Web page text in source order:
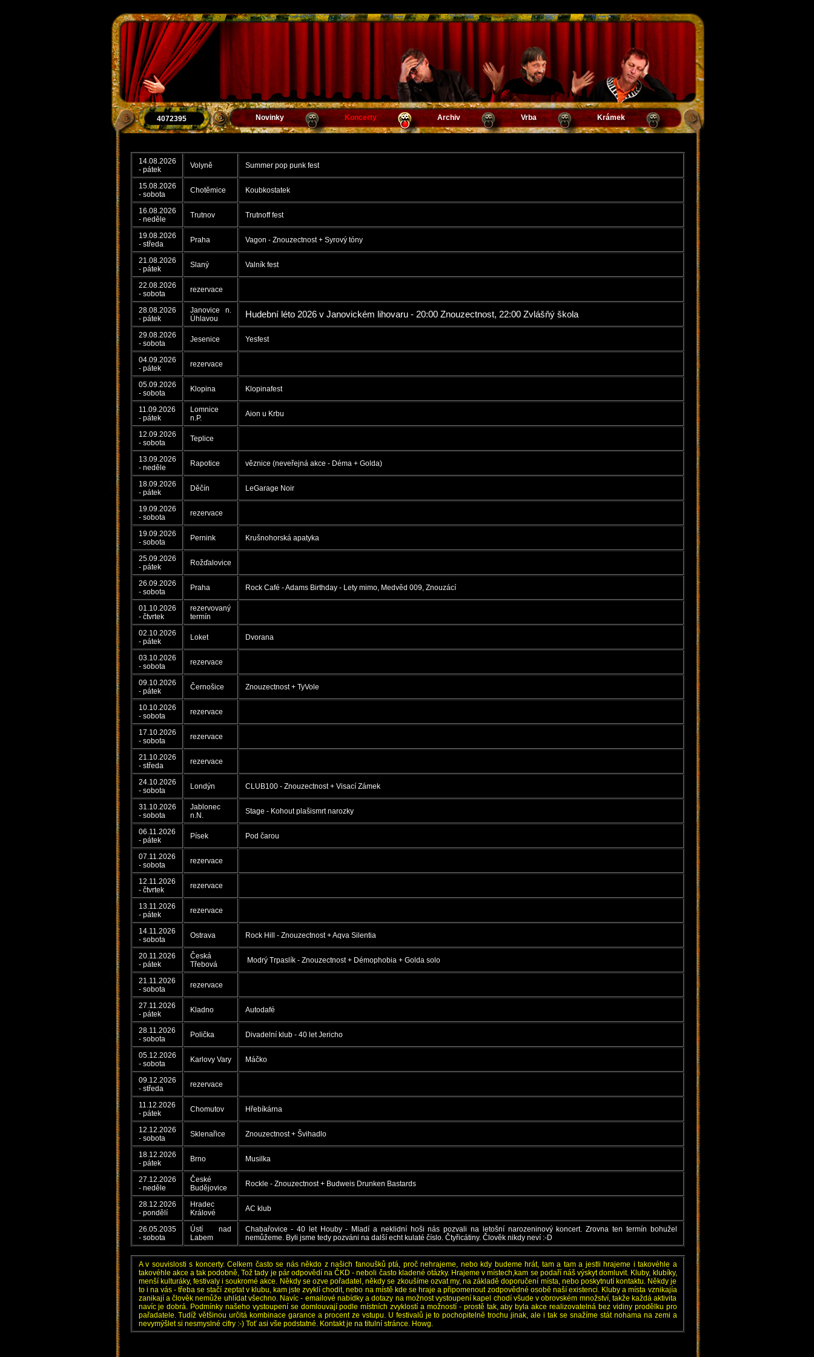
4072395 Novinky Koncerty Archiv Vrba Krámek
14.08.2026
- pátek
Volyně Summer pop punk fest
15.08.2026
- sobota
Chotěmice Koubkostatek
16.08.2026
- neděle
Trutnov Trutnoff fest
19.08.2026
- středa
Praha Vagon - Znouzectnost + Syrový tóny
21.08.2026
- pátek
Slaný Valník fest
22.08.2026
- sobota
rezervace
28.08.2026
- pátek
Janovice n.
Úhlavou
Hudební léto 2026 v Janovickém lihovaru - 20:00 Znouzectnost, 22:00 Zvlášňý škola
29.08.2026
- sobota
Jesenice Yesfest
04.09.2026
- pátek
rezervace
05.09.2026
- sobota
Klopina Klopinafest
11.09.2026
- pátek
Lomnice
n.P.
Aion u Krbu
12.09.2026
- sobota
Teplice
13.09.2026
- neděle
Rapotice věznice (neveřejná akce - Déma + Golda)
18.09.2026
- pátek
Děčín LeGarage Noir
19.09.2026
- sobota
rezervace
19.09.2026
- sobota
Pernink Krušnohorská apatyka
25.09.2026
- pátek
Rožďalovice
26.09.2026
- sobota
Praha Rock Café - Adams Birthday - Lety mimo, Medvěd 009, Znouzácí
01.10.2026
- čtvrtek
rezervovaný
termín
02.10.2026
- pátek
Loket Dvorana
03.10.2026
- sobota
rezervace
09.10.2026
- pátek
Černošice Znouzectnost + TyVole
10.10.2026
- sobota
rezervace
17.10.2026
- sobota
rezervace
21.10.2026
- středa
rezervace
24.10.2026
- sobota
Londýn CLUB100 - Znouzectnost + Visací Zámek
31.10.2026
- sobota
Jablonec
n.N.
Stage - Kohout plašismrt narozky
06.11.2026
- pátek
Písek Pod čarou
07.11.2026
- sobota
rezervace
12.11.2026
- čtvrtek
rezervace
13.11.2026
- pátek
rezervace
14.11.2026
- sobota
Ostrava Rock Hill - Znouzectnost + Aqva Silentia
20.11.2026
- pátek
Česká
Třebová
Modrý Trpaslík - Znouzectnost + Démophobia + Golda solo
21.11.2026
- sobota
rezervace
27.11.2026
- pátek
Kladno Autodafé
28.11.2026
- sobota
Polička Divadelní klub - 40 let Jericho
05.12.2026
- sobota
Karlovy Vary Máčko
09.12.2026
- středa
rezervace
11.12.2026
- pátek
Chomutov Hřebíkárna
12.12.2026
- sobota
Sklenařice Znouzectnost + Švihadlo
18.12.2026
- pátek
Brno Musilka
27.12.2026
- neděle
České
Budějovice
Rockle - Znouzectnost + Budweis Drunken Bastards
28.12.2026
- pondělí
Hradec
Králové
AC klub
26.05.2035
- sobota
Ústí nad
Labem
Chabařovice - 40 let Houby - Mladí a neklidní hoši nás pozvali na letošní narozeninový koncert. Zrovna ten termín bohužel
nemůžeme. Byli jsme tedy pozváni na další echt kulaté číslo. Čtyřicátiny. Člověk nikdy neví :-D
A v souvislosti s koncerty. Celkem často se nás někdo z našich fanoušků ptá, proč nehrajeme, nebo kdy budeme hrát, tam a tam a jestli hrajeme i takovéhle a
takovéhle akce a tak podobně, Tož tady je pár odpovědí na ČKD - neboli často kladené otázky. Hrajeme v místech,kam se podaří náš výskyt domluvit. Kluby, klubíky,
menší kulturáky, festivaly i soukromé akce. Někdy se ozve pořadatel, někdy se zkoušíme ozvat my, na základě doporučení místa, nebo poskytnutí kontaktu. Někdy je
to i na vás - třeba se stačí zeptat v klubu, kam jste zvyklí chodit, nebo na místě kde se hraje a připomenout zodpovědné osobě naší existenci. Kluby a místa vznikajía
zanikají a člověk nemůže uhlídat všechno. Navíc - emailové nabídky a dotazy na možnost vystoupení kapel chodí všude v obrovském množství, takže každá aktivita
navíc je dobrá. Podmínky našeho vystoupení se domlouvají podle místních zvyklostí a možností - prostě tak, aby byla akce realizovatelná bez vidiny prodělku pro
pařadatele. Tudíž většinou určitá kombinace garance a procent ze vstupu. U festivalů je to pochopitelně trochu jinak, ale i tak se snažíme stát nohama na zemi a
nevymýšlet si nesmyslné cifry :-) Toť asi vše podstatné. Kontakt je na titulní stránce. Howg.